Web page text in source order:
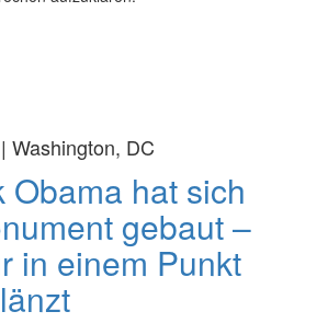
| Washington, DC
Obama hat sich
gebaut –
in einem Punkt